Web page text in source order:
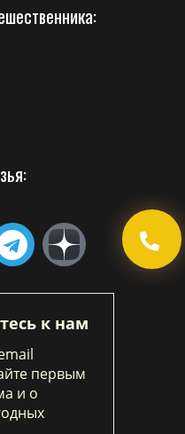
к нам
первым
и о